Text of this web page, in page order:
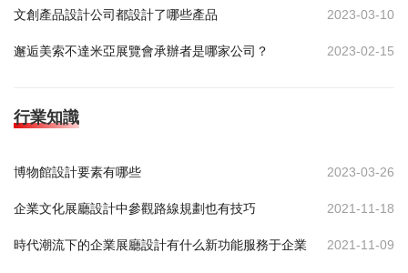
文創產品設計公司都設計了哪些產品 2023-03-10
邂逅美索不達米亞展覽會承辦者是哪家公司？ 2023-02-15
行業知識
博物館設計要素有哪些 2023-03-26
企業文化展廳設計中參觀路線規劃也有技巧 2021-11-18
時代潮流下的企業展廳設計有什么新功能服務于企業 2021-11-09